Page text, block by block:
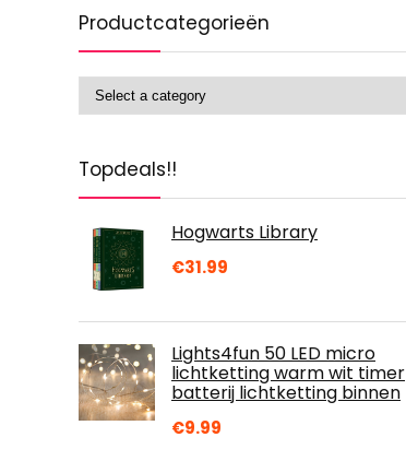
Productcategorieën
Topdeals!!
Hogwarts Library
€31.99
Lights4fun 50 LED micro
lichtketting warm wit timer
batterij lichtketting binnen
€9.99